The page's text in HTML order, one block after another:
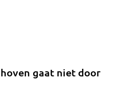
gaat niet door